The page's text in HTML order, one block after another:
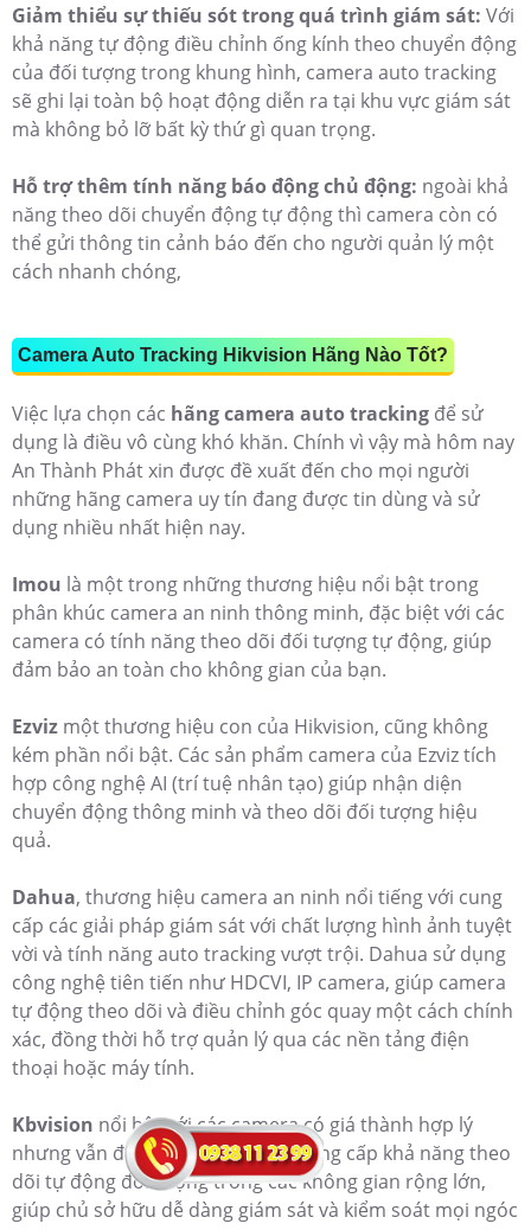
Giảm thiểu sự thiếu sót trong quá trình giám sát: Với
khả năng tự động điều chỉnh ống kính theo chuyển động
của đối tượng trong khung hình, camera auto tracking
sẽ ghi lại toàn bộ hoạt động diễn ra tại khu vực giám sát
mà không bỏ lỡ bất kỳ thứ gì quan trọng.
Hỗ trợ thêm tính năng báo động chủ động: ngoài khả
năng theo dõi chuyển động tự động thì camera còn có
thể gửi thông tin cảnh báo đến cho người quản lý một
cách nhanh chóng,
Camera Auto Tracking Hikvision Hãng Nào Tốt?
Việc lựa chọn các hãng camera auto tracking để sử
dụng là điều vô cùng khó khăn. Chính vì vậy mà hôm nay
An Thành Phát xin được đề xuất đến cho mọi người
những hãng camera uy tín đang được tin dùng và sử
dụng nhiều nhất hiện nay.
Imou là một trong những thương hiệu nổi bật trong
phân khúc camera an ninh thông minh, đặc biệt với các
camera có tính năng theo dõi đối tượng tự động, giúp
đảm bảo an toàn cho không gian của bạn.
Ezviz một thương hiệu con của Hikvision, cũng không
kém phần nổi bật. Các sản phẩm camera của Ezviz tích
hợp công nghệ AI (trí tuệ nhân tạo) giúp nhận diện
chuyển động thông minh và theo dõi đối tượng hiệu
quả.
Dahua, thương hiệu camera an ninh nổi tiếng với cung
cấp các giải pháp giám sát với chất lượng hình ảnh tuyệt
vời và tính năng auto tracking vượt trội. Dahua sử dụng
công nghệ tiên tiến như HDCVI, IP camera, giúp camera
tự động theo dõi và điều chỉnh góc quay một cách chính
xác, đồng thời hỗ trợ quản lý qua các nền tảng điện
thoại hoặc máy tính.
Kbvision nổi bật với các camera có giá thành hợp lý
nhưng vẫn đảm bảo chất lượng cung cấp khả năng theo
dõi tự động đối tượng trong các không gian rộng lớn,
giúp chủ sở hữu dễ dàng giám sát và kiểm soát mọi ngóc